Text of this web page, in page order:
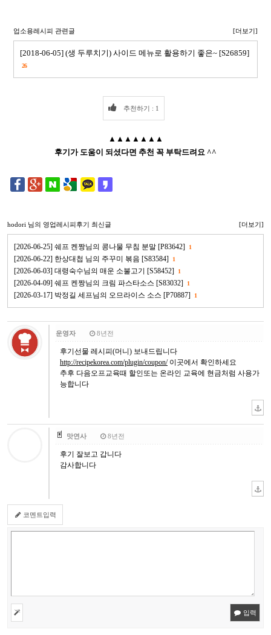
업소용레시피 관련글 [더보기]
[2018-06-05] (생 두루치기) 사이드 메뉴로 활용하기 좋은~ [S26859]
26
추천하기 : 1
▲▲▲▲▲▲▲
후기가 도움이 되셨다면 추천 꼭 부탁드려요 ^^
hodori 님의 영업레시피후기 최신글 [더보기]
[2026-06-25] 쉐프 켄짱님의 콩나물 무침 분말 [P83642] 1
[2026-06-22] 한상대첩 님의 주꾸미 볶음 [S83584] 1
[2026-06-03] 대령숙수님의 매운 소불고기 [S58452] 1
[2026-04-09] 쉐프 켄짱님의 크림 파스타소스 [S83032] 1
[2026-03-17] 박정길 세프님의 오므라이스 소스 [P70887] 1
운영자 8년전
후기선물 레시피(머니) 보내드립니다
http://recipekorea.com/plugin/coupon/이곳에서 확인하세요
추후 다음오프교육때 할인또는 온라인 교육에 현금처럼 사용가
능합니다
맛연사 8년전
후기 잘보고 갑니다
감사합니다
코멘트입력
입력